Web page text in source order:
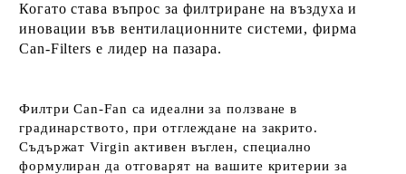
Когато става въпрос за филтриране на въздуха и
иновации във вентилационните системи, фирма
Can-Filters е лидер на пазара.
ФилтриCan-Fan са идеални за ползване в
градинарството,при отглеждане на закрито.
Съдържат Virgin активен въглен, специално
формулиран да отговарят на вашите критерии за